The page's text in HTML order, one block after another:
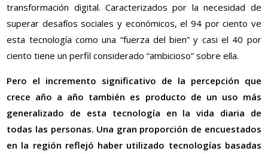
transformación digital. Caracterizados por la necesidad de
superar desafíos sociales y económicos, el 94 por ciento ve
esta tecnología como una “fuerza del bien” y casi el 40 por
ciento tiene un perfil considerado “ambicioso” sobre ella.
Pero el incremento significativo de la percepción que
crece año a año también es producto de un uso más
generalizado de esta tecnología en la vida diaria de
todas las personas. Una gran proporción de encuestados
en la región reflejó haber utilizado tecnologías basadas